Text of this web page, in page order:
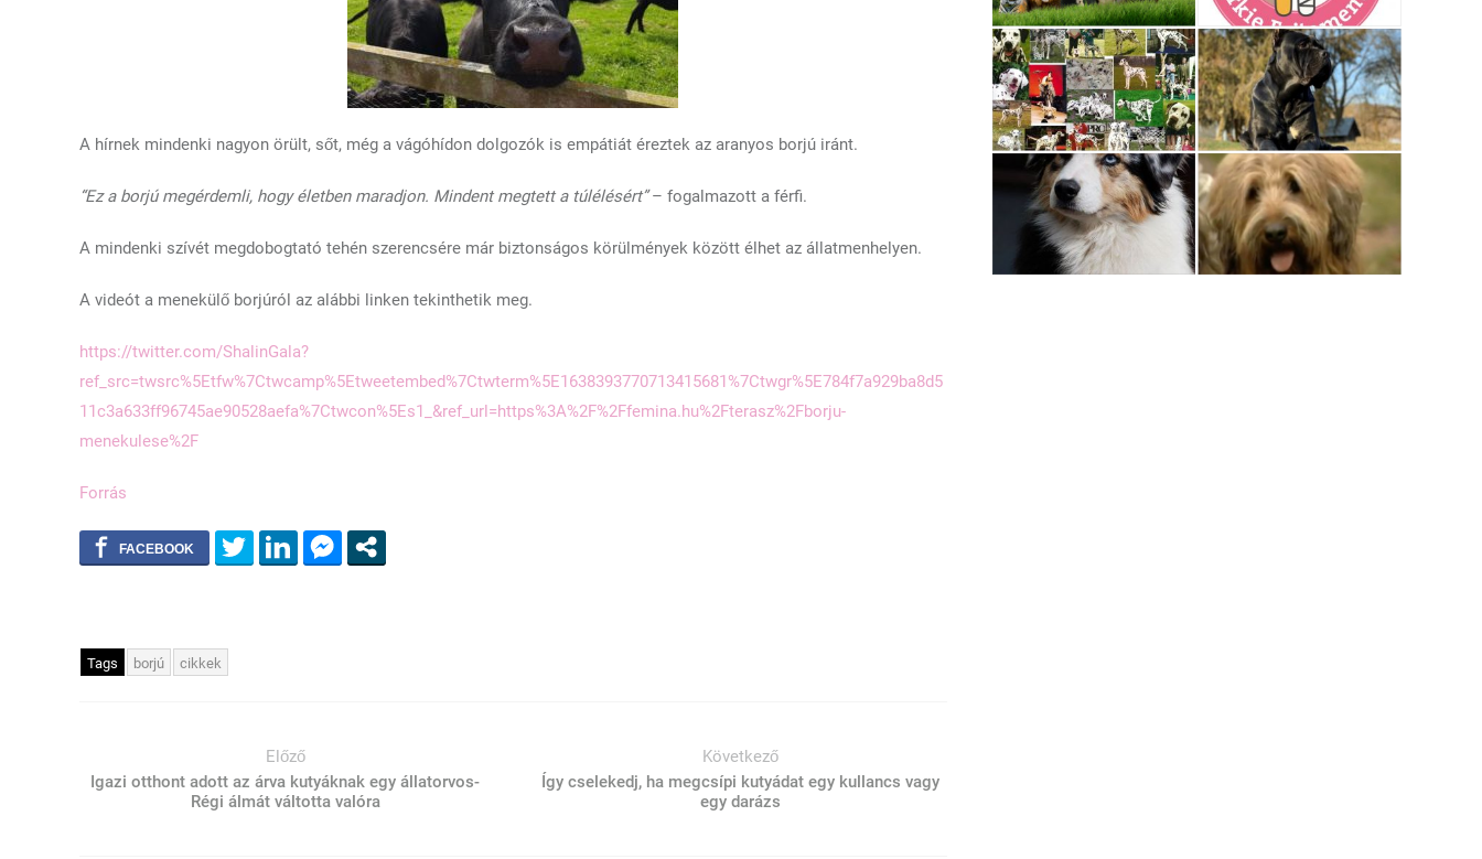
A hírnek mindenki nagyon örült, sőt, még a vágóhídon dolgozók is empátiát éreztek az aranyos borjú iránt.
“Ez a borjú megérdemli, hogy életben maradjon. Mindent megtett a túlélésért”– fogalmazott a férfi.
A mindenki szívét megdobogtató tehén szerencsére már biztonságos körülmények között élhet az állatmenhelyen.
A videót a menekülő borjúról az alábbi linken tekinthetik meg.
https://twitter.com/ShalinGala?
ref_src=twsrc%5Etfw%7Ctwcamp%5Etweetembed%7Ctwterm%5E1638393770713415681%7Ctwgr%5E784f7a929ba8d5
11c3a633ff96745ae90528aefa%7Ctwcon%5Es1_&ref_url=https%3A%2F%2Ffemina.hu%2Fterasz%2Fborju-
menekulese%2F
Forrás
Tags borjú cikkek
Előző
Igazi otthont adott az árva kutyáknak egy állatorvos-
Régi álmát váltotta valóra
Következő
Így cselekedj, ha megcsípi kutyádat egy kullancs vagy
egy darázs